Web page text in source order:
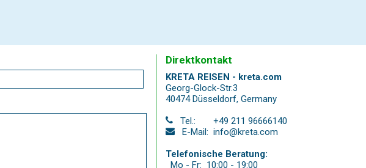
Direktkontakt
KRETA REISEN - kreta.com
Georg-Glock-Str.3
40474 Düsseldorf, Germany
Tel.:
+49 211 96666140
E-Mail: info@kreta.com
Telefonische Beratung:
Mo - Fr: 10:00 - 19:00